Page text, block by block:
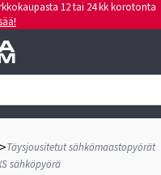
12 tai 24 kk korotonta
>Täysjousitetut sähkömaastopyörät
sähköpyörä